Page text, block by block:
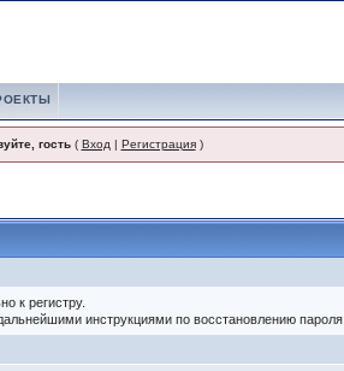
гость( Вход | Регистрация)
к регистру.
инструкциями по восстановлению пароля.